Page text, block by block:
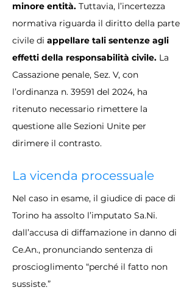
minore entità. Tuttavia, l’incertezza
normativa riguarda il diritto della parte
civile di appellare tali sentenze agli
effetti della responsabilità civile. La
Cassazione penale, Sez. V, con
l’ordinanza n. 39591 del 2024, ha
ritenuto necessario rimettere la
questione alle Sezioni Unite per
dirimere il contrasto.
La vicenda processuale
Nel caso in esame, il giudice di pace di
Torino ha assolto l’imputato Sa.Ni.
dall’accusa di diffamazione in danno di
Ce.An., pronunciando sentenza di
proscioglimento “perché il fatto non
sussiste.”